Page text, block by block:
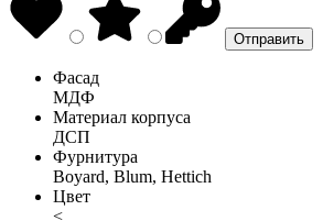
Фасад
МДФ
Материал корпуса
ДСП
Фурнитура
Boyard, Blum, Hettich
Цвет
<